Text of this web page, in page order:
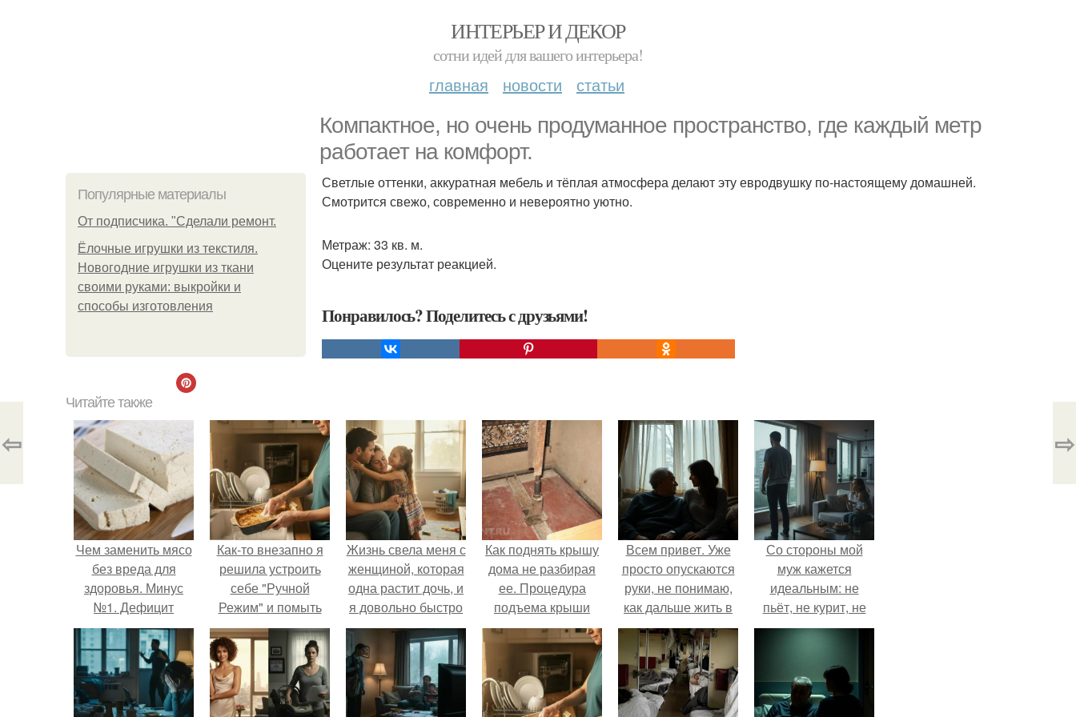
ИНТЕРЬЕР И ДЕКОР
сотни идей для вашего интерьера!
главная новости статьи
Компактное, но очень продуманное пространство, где каждый метр
работает на комфорт.
Популярные материалы
От подписчика. "Сделали ремонт.
Ёлочные игрушки из текстиля.
Новогодние игрушки из ткани
своими руками: выкройки и
способы изготовления
Светлые оттенки, аккуратная мебель и тёплая атмосфера делают эту евродвушку по-настоящему домашней.
Смотрится свежо, современно и невероятно уютно.
Метраж: 33 кв. м.
Оцените результат реакцией.
Понравилось? Поделитесь с друзьями!
⇦ ⇨
Читайте также
Чем заменить мясо
без вреда для
здоровья. Минус
№1. Дефицит
белков и других
питательных
веществ
Как-то внезапно я
решила устроить
себе "Ручной
Режим" и помыть
посуду без помощи
техники.
Жизнь свела меня с
женщиной, которая
одна растит дочь, и
я довольно быстро
привязался к ним
обеим.
Как поднять крышу
дома не разбирая
ее. Процедура
подъема крыши
Всем привет. Уже
просто опускаются
руки, не понимаю,
как дальше жить в
этой ситуации.
Со стороны мой
муж кажется
идеальным: не
пьёт, не курит, не
даёт поводов для
ребёнком
справляется
отлично, да и